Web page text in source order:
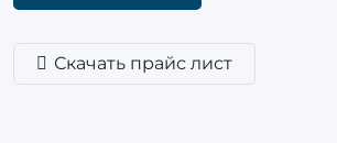
Скачать прайс лист